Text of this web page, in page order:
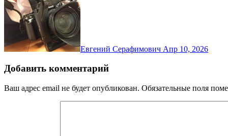
Евгений Серафимович Апр 10, 2026
Добавить комментарий
Ваш адрес email не будет опубликован. Обязательные поля